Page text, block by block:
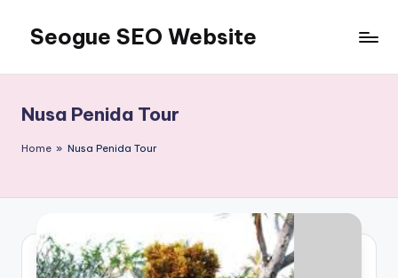
content
Seogue SEO Website
Master
Ahli
dan
Terbaik
Bergaransi
Nusa Penida Tour
Home » Nusa Penida Tour